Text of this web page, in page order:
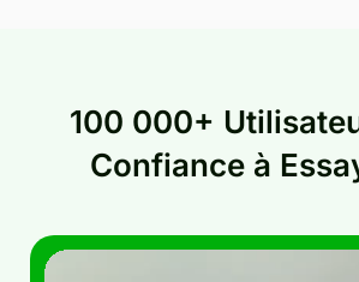
100 000+
Confiance à